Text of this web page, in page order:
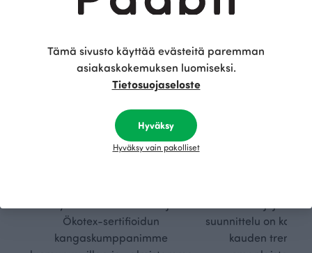
Kestä
vyys
Ökotex-sertifioidun
kangaskumppanimme
aseteta rajoja.
suunnittelu on
kauden
Tämä sivusto käyttää evästeitä paremman
asiakaskokemuksen luomiseksi.
Tietosuojaseloste
Hyväksy
Hyväksy vain pakolliset